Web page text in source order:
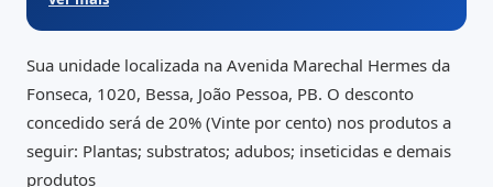
Sua unidade localizada na Avenida Marechal Hermes da
Fonseca, 1020, Bessa, João Pessoa, PB. O desconto
concedido será de 20% (Vinte por cento) nos produtos a
seguir: Plantas; substratos; adubos; inseticidas e demais
produtos